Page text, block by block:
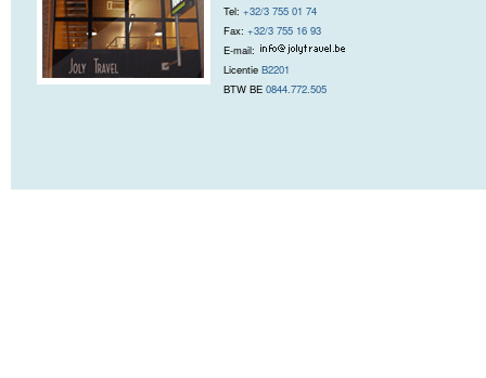
Tel: +32/3 755 01 74
Fax: +32/3 755 16 93
E-mail:
Licentie B2201
BTW BE 0844.772.505